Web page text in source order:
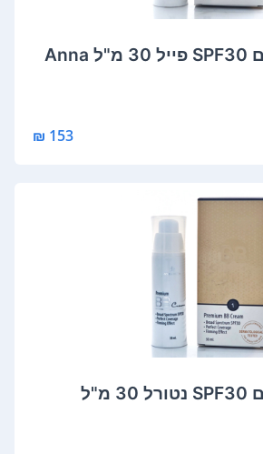
פרמיום BB קרם SPF30 פייל 30 מ"ל Anna
153 ₪
פרמיום BB קרם SPF30 נטורל 30 מ"ל